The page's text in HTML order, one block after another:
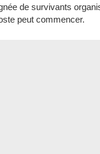
de survivants
peut commencer.